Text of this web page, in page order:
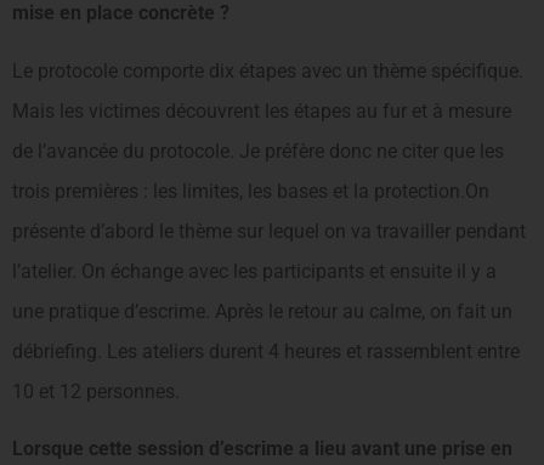
mise en place concrète ?
Le protocole comporte dix étapes avec un thème spé­cifique.
Mais les victimes découvrent les étapes au fur et à mesure
de l’avancée du protocole. Je préfère donc ne citer que les
trois premières : les limites, les bases et la protec­tion.On
présente d’abord le thème sur lequel on va travailler pen­dant
l’atelier. On échange avec les participants et ensuite il y a
une pratique d’escrime. Après le retour au calme, on fait un
débriefing. Les ateliers durent 4 heures et rassemblent entre
10 et 12 personnes.
Lorsque cette session d’es­crime a lieu avant une prise en